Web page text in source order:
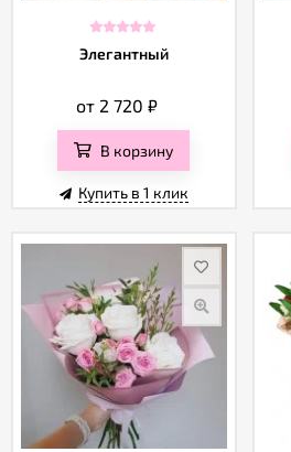
Элегантный
от 2 720₽
В корзину
Купить в 1 клик